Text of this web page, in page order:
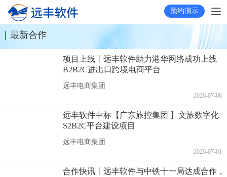
预约演示
最新合作
项目上线丨远丰软件助力港华网络成功上线
B2B2C进出口跨境电商平台
远丰电商集团
2026-07-06
远丰软件中标【广东旅控集团 】文旅数字化
S2B2C平台建设项目
远丰电商集团
2026-07-01
合作快讯丨远丰软件与中铁十一局达成合作，